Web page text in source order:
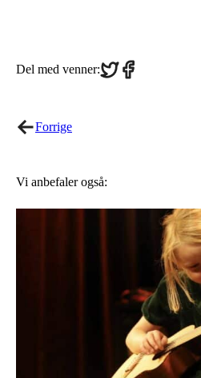
Del med venner:Share
on
Share
on
Forrige
Vi anbefaler også: